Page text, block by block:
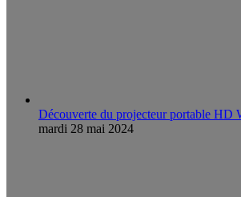
Découverte du projecteur portable
mardi 28 mai 2024